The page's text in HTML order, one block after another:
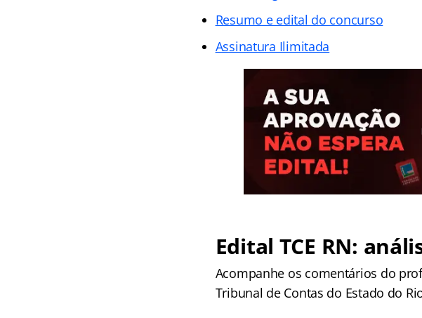
Resumo e edital do concurso
Assinatura Ilimitada
Edital TCE RN:
Acompanhe os comentários do
Tribunal de Contas do Estado do